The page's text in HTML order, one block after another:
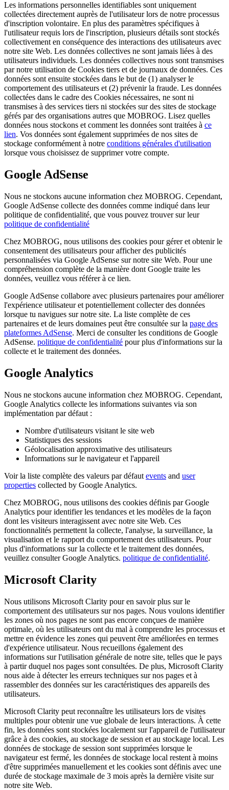
Les informations personnelles identifiables sont uniquement
collectées directement auprès de l'utilisateur lors de notre processus
d'inscription volontaire. En plus des paramètres spécifiques à
l'utilisateur requis lors de l'inscription, plusieurs détails sont stockés
collectivement en conséquence des interactions des utilisateurs avec
notre site Web. Les données collectives ne sont jamais liées à des
utilisateurs individuels. Les données collectives nous sont transmises
par notre utilisation de Cookies tiers et de journaux de données. Ces
données sont ensuite stockées dans le but de (1) analyser le
comportement des utilisateurs et (2) prévenir la fraude. Les données
collectées dans le cadre des Cookies nécessaires, ne sont ni
transmises à des services tiers ni stockées sur des sites de stockage
gérés par des organisations autres que MOBROG. Lisez quelles
données nous stockons et comment les données sont traitées à ce
lien. Vos données sont également supprimées de nos sites de
stockage conformément à notre conditions générales d'utilisation
lorsque vous choisissez de supprimer votre compte.
Google AdSense
Nous ne stockons aucune information chez MOBROG. Cependant,
Google AdSense collecte des données comme indiqué dans leur
politique de confidentialité, que vous pouvez trouver sur leur
politique de confidentialité
Chez MOBROG, nous utilisons des cookies pour gérer et obtenir le
consentement des utilisateurs pour afficher des publicités
personnalisées via Google AdSense sur notre site Web. Pour une
compréhension complète de la manière dont Google traite les
données, veuillez vous référer à ce lien.
Google AdSense collabore avec plusieurs partenaires pour améliorer
l'expérience utilisateur et potentiellement collecter des données
lorsque tu navigues sur notre site. La liste complète de ces
partenaires et de leurs domaines peut être consultée sur la page des
plateformes AdSense. Merci de consulter les conditions de Google
AdSense. politique de confidentialité pour plus d'informations sur la
collecte et le traitement des données.
Google Analytics
Nous ne stockons aucune information chez MOBROG. Cependant,
Google Analytics collecte les informations suivantes via son
implémentation par défaut :
Nombre d'utilisateurs visitant le site web
Statistiques des sessions
Géolocalisation approximative des utilisateurs
Informations sur le navigateur et l'appareil
Voir la liste complète des valeurs par défaut events and user
properties collected by Google Analytics.
Chez MOBROG, nous utilisons des cookies définis par Google
Analytics pour identifier les tendances et les modèles de la façon
dont les visiteurs interagissent avec notre site Web. Ces
fonctionnalités permettent la collecte, l'analyse, la surveillance, la
visualisation et le rapport du comportement des utilisateurs. Pour
plus d'informations sur la collecte et le traitement des données,
veuillez consulter Google Analytics. politique de confidentialité.
Microsoft Clarity
Nous utilisons Microsoft Clarity pour en savoir plus sur le
comportement des utilisateurs sur nos pages. Nous voulons identifier
les zones où nos pages ne sont pas encore conçues de manière
optimale, où les utilisateurs ont du mal à comprendre les processus et
mettre en évidence les zones qui peuvent être améliorées en termes
d'expérience utilisateur. Nous recueillons également des
informations sur l'utilisation générale de notre site, telles que le pays
à partir duquel nos pages sont consultées. De plus, Microsoft Clarity
nous aide à détecter les erreurs techniques sur nos pages et à
rassembler des données sur les caractéristiques des appareils des
utilisateurs.
Microsoft Clarity peut reconnaître les utilisateurs lors de visites
multiples pour obtenir une vue globale de leurs interactions. À cette
fin, les données sont stockées localement sur l'appareil de l'utilisateur
grâce à des cookies, au stockage de session et au stockage local. Les
données de stockage de session sont supprimées lorsque le
navigateur est fermé, les données de stockage local restent à moins
d'être supprimées manuellement et les cookies sont définis avec une
durée de stockage maximale de 3 mois après la dernière visite sur
notre site Web.